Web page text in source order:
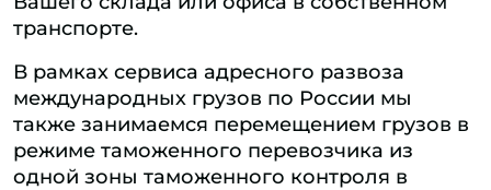
транспорте.
В рамках сервиса адресного развоза
международных грузов по России мы
также занимаемся перемещением грузов в
режиме таможенного перевозчика из
одной зоны таможенного контроля в